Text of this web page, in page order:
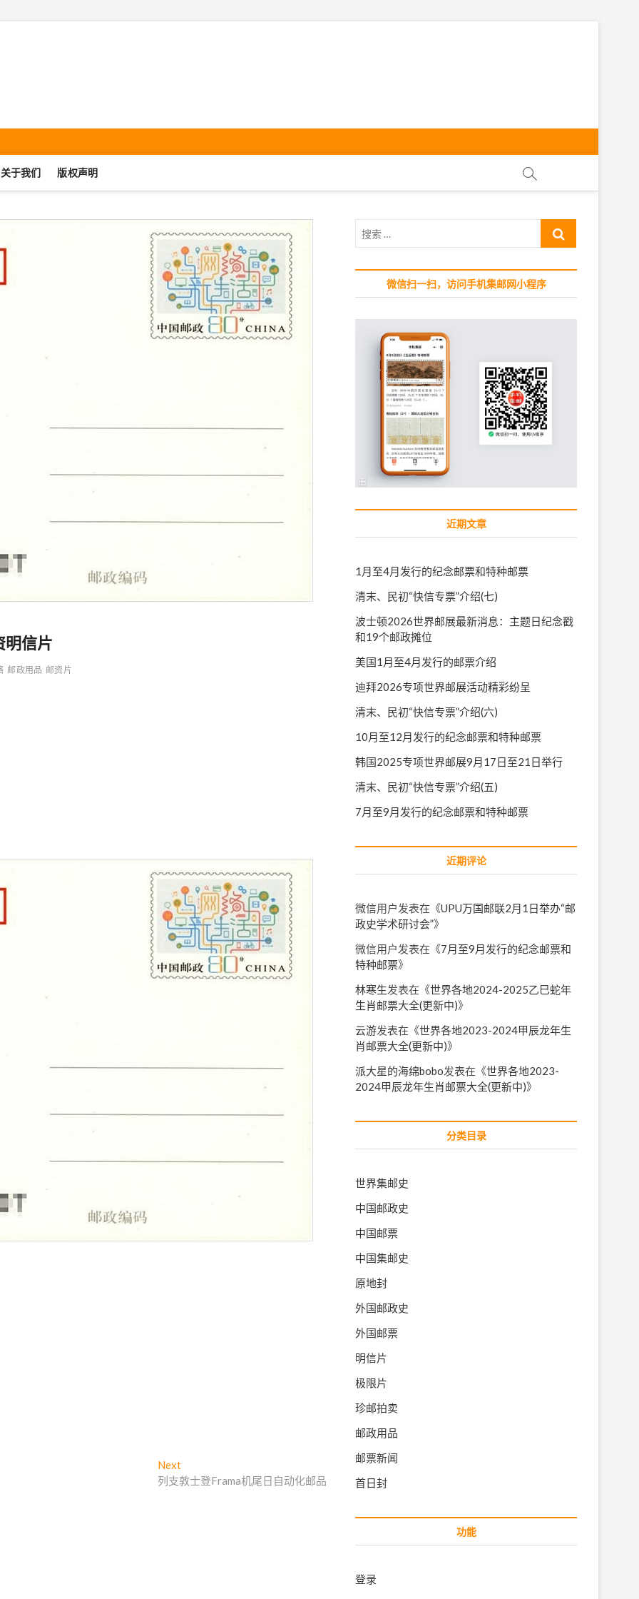
关于我们 版权声明
明信片
邮政用品 邮资片
Next
e
列支敦士登Frama机尾日自动化邮品
微信扫一扫，访问手机集邮网小程序
近期文章
1月至4月发行的纪念邮票和特种邮票
清末、民初“快信专票”介绍(七)
波士顿2026世界邮展最新消息：主题日纪念戳
和19个邮政摊位
美国1月至4月发行的邮票介绍
迪拜2026专项世界邮展活动精彩纷呈
清末、民初“快信专票”介绍(六)
10月至12月发行的纪念邮票和特种邮票
韩国2025专项世界邮展9月17日至21日举行
清末、民初“快信专票”介绍(五)
7月至9月发行的纪念邮票和特种邮票
近期评论
微信用户 发表在《UPU万国邮联2月1日举办“邮
政史学术研讨会”》
微信用户 发表在《7月至9月发行的纪念邮票和
特种邮票》
林寒生发表在《世界各地2024-2025乙巳蛇年
生肖邮票大全(更新中)》
云游发表在《世界各地2023-2024甲辰龙年生
肖邮票大全(更新中)》
派大星的海绵bobo发表在《世界各地2023-
2024甲辰龙年生肖邮票大全(更新中)》
分类目录
世界集邮史
中国邮政史
中国邮票
中国集邮史
原地封
外国邮政史
外国邮票
明信片
极限片
珍邮拍卖
邮政用品
邮票新闻
首日封
功能
登录